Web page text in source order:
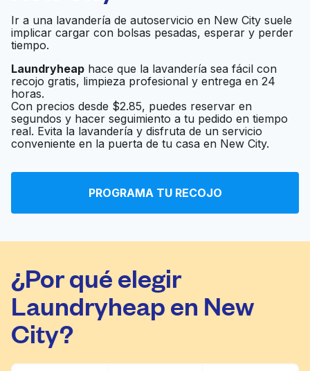
Fiesta Wash Laundry Ir al sitio web
Hart's Coin Laundry Ir al sitio web
HappyNest Laundry
Service
Ir al sitio web
Bubbleland on
Ir al sitio web
Ir a una lavandería de autoservicio en New City suele
implicar cargar con bolsas pesadas, esperar y perder
tiempo.
Laundryheap hace que la lavandería sea fácil con
recojo gratis, limpieza profesional y entrega en 24
horas.
Con precios desde $2.85, puedes reservar en
segundos y hacer seguimiento a tu pedido en tiempo
real. Evita la lavandería y disfruta de un servicio
conveniente en la puerta de tu casa en New City.
PROGRAMA TU RECOJO
¿Por qué elegir
Laundryheap en New
City?